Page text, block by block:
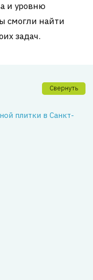
и уровню
смогли найти
задач.
Свернуть
плитки в Санкт-